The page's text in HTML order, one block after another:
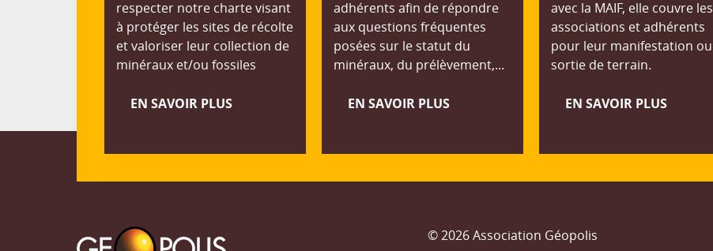
respecter notre charte visant
à protéger les sites de récolte
et valoriser leur collection de
minéraux et/ou fossiles
EN SAVOIR PLUS
adhérents afin de répondre
aux questions fréquentes
posées sur le statut du
minéraux, du prélèvement,...
EN SAVOIR PLUS
avec la MAIF, elle couvre les
associations et adhérents
pour leur manifestation ou
sortie de terrain.
EN SAVOIR PLUS
© 2026 Association Géopolis